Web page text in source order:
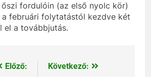
őszi fordulóin (az első nyolc kör)
februári folytatástól kezdve két
el a továbbjutás.
Előző:
Következő: